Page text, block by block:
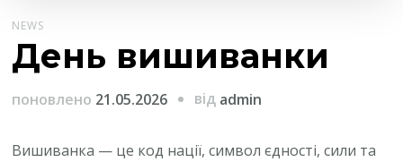
NEWS
День вишиванки
поновлено 21.05.2026 від admin
Вишиванка — це код нації, символ єдності, сили та